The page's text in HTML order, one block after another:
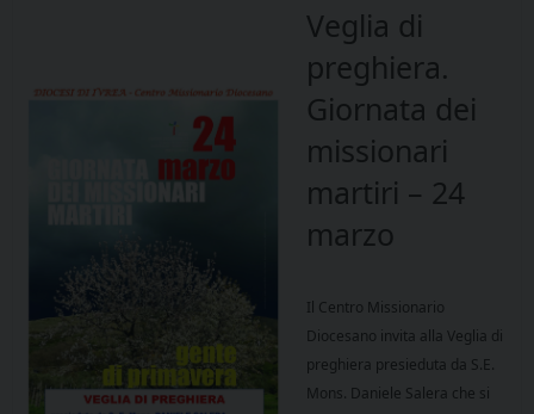
Veglia di
preghiera.
Giornata dei
missionari
martiri – 24
marzo
Il Centro Missionario
Diocesano invita alla Veglia di
preghiera presieduta da S.E.
Mons. Daniele Salera che si